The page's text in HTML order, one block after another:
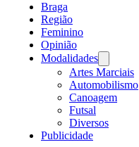
Braga
Região
Feminino
Opinião
Modalidades
Artes Marciais
Automobilismo
Canoagem
Futsal
Diversos
Publicidade